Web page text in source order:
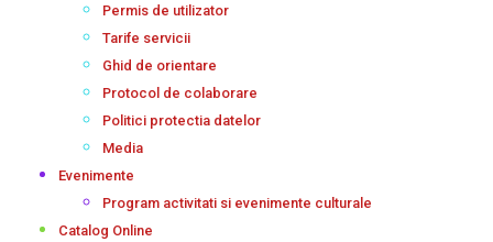
Permis de utilizator
Tarife servicii
Ghid de orientare
Protocol de colaborare
Politici protectia datelor
Media
Evenimente
Program activitati si evenimente culturale
Catalog Online